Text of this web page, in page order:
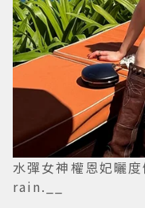
水彈女神權恩妃曬
rain.__